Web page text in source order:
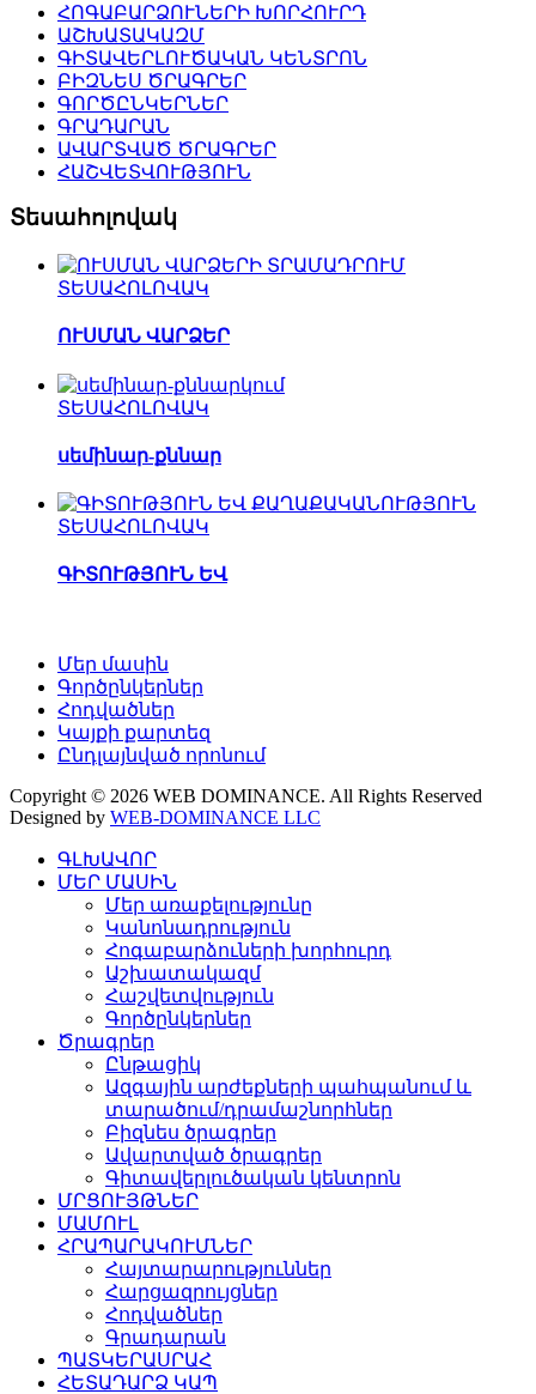
ՀՈԳԱԲԱՐՁՈՒՆԵՐԻ ԽՈՐՀՈՒՐԴ
ԱՇԽԱՏԱԿԱԶՄ
ԳԻՏԱՎԵՐԼՈՒԾԱԿԱՆ ԿԵՆՏՐՈՆ
ԲԻԶՆԵՍ ԾՐԱԳՐԵՐ
ԳՈՐԾԸՆԿԵՐՆԵՐ
ԳՐԱԴԱՐԱՆ
ԱՎԱՐՏՎԱԾ ԾՐԱԳՐԵՐ
ՀԱՇՎԵՏՎՈՒԹՅՈՒՆ
Տեսահոլովակ
ՏԵՍԱՀՈԼՈՎԱԿ
ՈՒՍՄԱՆ ՎԱՐՁԵՐ
ՏԵՍԱՀՈԼՈՎԱԿ
սեմինար-քննար
ՏԵՍԱՀՈԼՈՎԱԿ
ԳԻՏՈՒԹՅՈՒՆ ԵՎ
Մեր մասին
Գործընկերներ
Հոդվածներ
Կայքի քարտեզ
Ընդլայնված որոնում
Copyright © 2026 WEB DOMINANCE. All Rights Reserved
Designed by WEB-DOMINANCE LLC
ԳԼԽԱՎՈՐ
ՄԵՐ ՄԱՍԻՆ
Մեր առաքելությունը
Կանոնադրություն
Հոգաբարձուների խորհուրդ
Աշխատակազմ
Հաշվետվություն
Գործընկերներ
Ծրագրեր
Ընթացիկ
Ազգային արժեքների պահպանում և
տարածում/դրամաշնորհներ
Բիզնես ծրագրեր
Ավարտված ծրագրեր
Գիտավերլուծական կենտրոն
ՄՐՑՈՒՅԹՆԵՐ
ՄԱՄՈՒԼ
ՀՐԱՊԱՐԱԿՈՒՄՆԵՐ
Հայտարարություններ
Հարցազրույցներ
Հոդվածներ
Գրադարան
ՊԱՏԿԵՐԱՍՐԱՀ
ՀԵՏԱԴԱՐՁ ԿԱՊ